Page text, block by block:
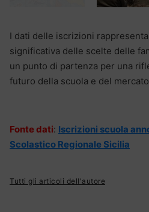
I dati delle iscrizioni
significativa delle scelte delle
un punto di partenza per una
futuro della scuola e del
Fonte dati: Iscrizioni scuola
Scolastico Regionale Sicilia
Tutti gli articoli dell'autore